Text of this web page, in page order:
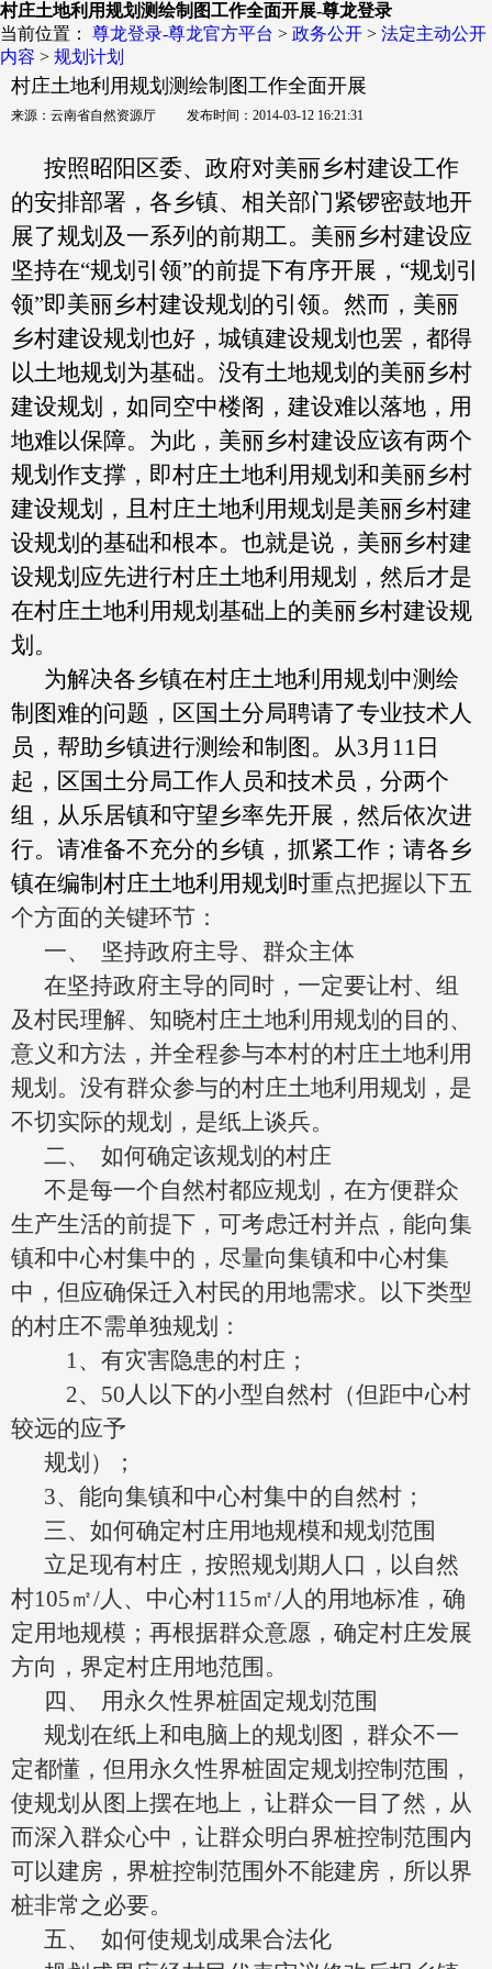
村庄土地利用规划测绘制图工作全面开展-尊龙登录
当前位置： 尊龙登录-尊龙官方平台 > 政务公开 > 法定主动公开
内容 > 规划计划
村庄土地利用规划测绘制图工作全面开展
来源：云南省自然资源厅 发布时间：2014-03-12 16:21:31
按照昭阳区委、政府对美丽乡村建设工作
的安排部署，各乡镇、相关部门紧锣密鼓地开
展了规划及一系列的前期工。美丽乡村建设应
坚持在“规划引领”的前提下有序开展， “规划引
领”即美丽乡村建设规划的引领。然而，美丽
乡村建设规划也好，城镇建设规划也罢，都得
以土地规划为基础。没有土地规划的美丽乡村
建设规划，如同空中楼阁，建设难以落地，用
地难以保障。为此，美丽乡村建设应该有两个
规划作支撑，即村庄土地利用规划和美丽乡村
建设规划，且村庄土地利用规划是美丽乡村建
设规划的基础和根本。也就是说，美丽乡村建
设规划应先进行村庄土地利用规划，然后才是
在村庄土地利用规划基础上的美丽乡村建设规
划。
为解决各乡镇在村庄土地利用规划中测绘
制图难的问题，区国土分局聘请了专业技术人
员，帮助乡镇进行测绘和制图。从3月 11 日
起，区国土分局工作人员和技术员，分两个
组，从乐居镇和守望乡率先开展，然后依次进
行。请准备不充分的乡镇，抓紧工作；请各乡
镇在编制村庄土地利用规划时重点把握以下五
个方面的关键环节：
一、
坚持政府主导、群众主体
在坚持政府主导的同时，一定要让村、组
及村民理解、知晓村庄土地利用规划的目的、
意义和方法，并全程参与本村的村庄土地利用
规划。没有群众参与的村庄土地利用规划，是
不切实际的规划，是纸上谈兵。
二、
如何确定该规划的村庄
不是每一个自然村都应规划，在方便群众
生产生活的前提下，可考虑迁村并点，能向集
镇和中心村集中的，尽量向集镇和中心村集
中，但应确保迁入村民的用地需求。以下类型
的村庄不需单独规划：
1、有灾害隐患的村庄；
2、 50人以下的小型自然村（但距中心村
较远的应予
规划）；
3、能向集镇和中心村集中的自然村；
三、如何确定村庄用地规模和规划范围
立足现有村庄，按照规划期人口，以自然
村105㎡/人、中心村115㎡/人的用地标准，确
定用地规模；再根据群众意愿，确定村庄发展
方向，界定村庄用地范围。
四、
用永久性界桩固定规划范围
规划在纸上和电脑上的规划图，群众不一
定都懂，但用永久性界桩固定规划控制范围，
使规划从图上摆在地上，让群众一目了然，从
而深入群众心中，让群众明白界桩控制范围内
可以建房，界桩控制范围外不能建房，所以界
桩非常之必要。
五、
如何使规划成果合法化